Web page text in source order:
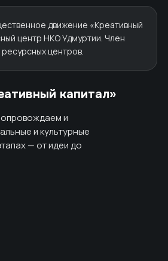
движение «Креативный
центр НКО Удмуртии. Член
центров.
капитал»
и
и культурные
— от идеи до